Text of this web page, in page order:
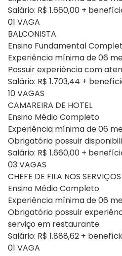
Salário: R$ 1.660,00 +
01 VAGA
BALCONISTA
Ensino Fundamental
Experiência mínima de 06
Possuir experiência com
Salário: R$ 1.703,44 +
10 VAGAS
CAMAREIRA DE HOTEL
Ensino Médio Completo
Experiência mínima de 06
Obrigatório possuir
Salário: R$ 1.660,00 +
03 VAGAS
CHEFE DE FILA NOS
Ensino Médio Completo
Experiência mínima de 06
Obrigatório possuir
serviço em restaurante.
Salário: R$ 1.888,62 +
01 VAGA